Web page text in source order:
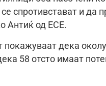
спротивстават и да
Антиќ од ЕСЕ.
покажуваат дека
58 отсто имаат